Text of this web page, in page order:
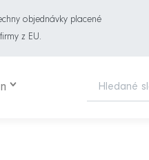
objednávky placené
z EU.